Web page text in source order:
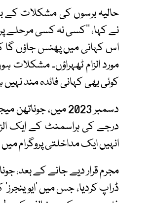
حالیہ برسوں کی مشکلات کے
نے کہا، ’’کسی نہ کسی مرحلے
اس کہانی میں پھنس جاؤں گا
مورد الزام ٹھہراؤں۔
کوئی بھی کہانی فائدہ مند نہیں
دسمبر 2023 میں،
درجے کی ہراسمنٹ کے ایک
انہیں ایک مداخلتی پروگرام
مجرم قرار دیے جانے کے بعد،
ڈراپ کردیا، جس میں